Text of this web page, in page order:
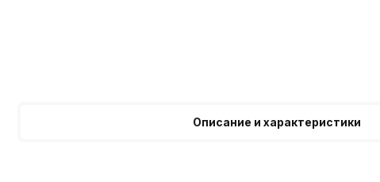
Описание и характеристики